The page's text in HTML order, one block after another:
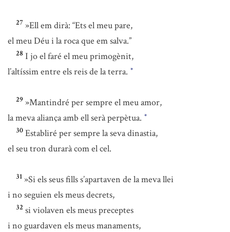
27 »Ell em dirà: “Ets el meu pare,
el meu Déu i la roca que em salva.”
28 I jo el faré el meu primogènit,
l’altíssim entre els reis de la terra. *
29 »Mantindré per sempre el meu amor,
la meva aliança amb ell serà perpètua. *
30 Establiré per sempre la seva dinastia,
el seu tron durarà com el cel.
31 »Si els seus fills s’apartaven de la meva llei
i no seguien els meus decrets,
32 si violaven els meus preceptes
i no guardaven els meus manaments,